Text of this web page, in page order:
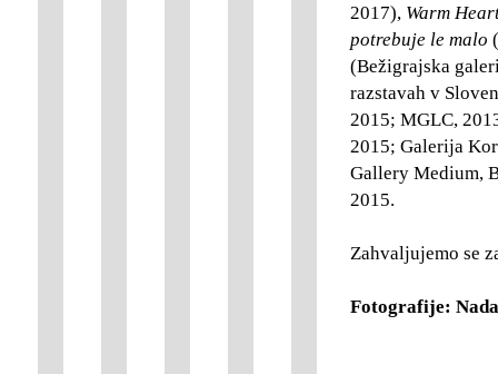
2017), Warm
potrebuje le malo
(Bežigrajska
razstavah v
2015; MGLC,
2015; Galerija
Gallery Medium,
2015.
Zahvaljujemo se
Fotografije: